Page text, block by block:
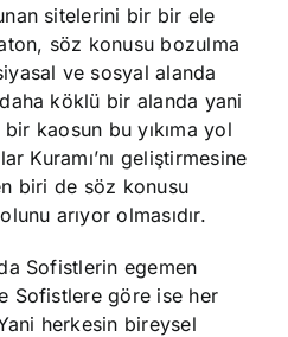
sitelerini bir bir ele
söz konusu bozulma
ve sosyal alanda
köklü bir alanda yani
kaosun bu yıkıma yol
Kuramı’nı geliştirmesine
biri de söz konusu
arıyor olmasıdır.
Sofistlerin egemen
Sofistlere göre ise her
herkesin bireysel